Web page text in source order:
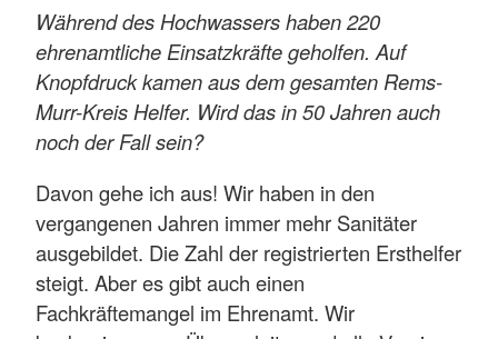
Während des Hochwassers haben 220
ehrenamtliche Einsatzkräfte geholfen. Auf
Knopfdruck kamen aus dem gesamten Rems-
Murr-Kreis Helfer. Wird das in 50 Jahren auch
noch der Fall sein?
Davon gehe ich aus! Wir haben in den
vergangenen Jahren immer mehr Sanitäter
ausgebildet. Die Zahl der registrierten Ersthelfer
steigt. Aber es gibt auch einen
Fachkräftemangel im Ehrenamt. Wir